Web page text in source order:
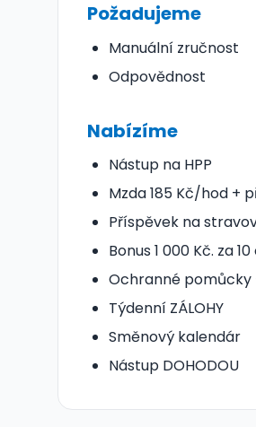
Požadujeme
Manuální zručnost
Odpovědnost
Nabízíme
Nástup na HPP
Mzda 185 Kč/hod +
Příspěvek na
Bonus 1 000 Kč. za
Ochranné
Týdenní ZÁLOHY
Směnový kalendár
Nástup DOHODOU